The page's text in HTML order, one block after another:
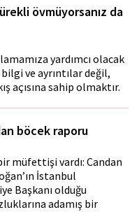
övmüyorsanız da
yardımcı olacak
ve ayrıntılar değil,
açısına sahip olmaktır.
böcek raporu
müfettişi vardı: Candan
İstanbul
Başkanı olduğu
adamış bir